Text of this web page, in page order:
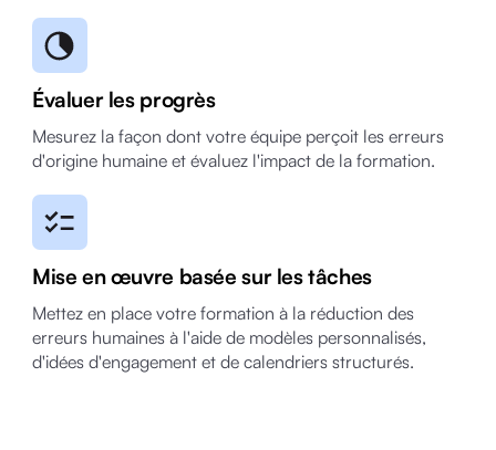
Évaluer les progrès
Mesurez la façon dont votre équipe perçoit les erreurs
d'origine humaine et évaluez l'impact de la formation.
Mise en œuvre basée sur les tâches
Mettez en place votre formation à la réduction des
erreurs humaines à l'aide de modèles personnalisés,
d'idées d'engagement et de calendriers structurés.